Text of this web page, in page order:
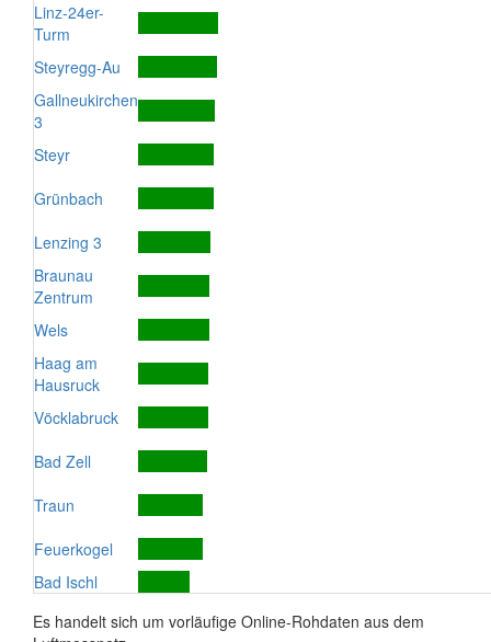
Linz-24er-
Turm
Steyregg-Au
Gallneukirchen
3
Steyr
Grünbach
Lenzing 3
Braunau
Zentrum
Wels
Haag am
Hausruck
Vöcklabruck
Bad Zell
Traun
Feuerkogel
Bad Ischl
Es handelt sich um vorläufige Online-Rohdaten aus dem